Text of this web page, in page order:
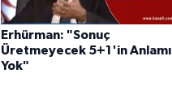
Erhürman: "Sonuç
Üretmeyecek 5+1'in Anlamı
Yok"